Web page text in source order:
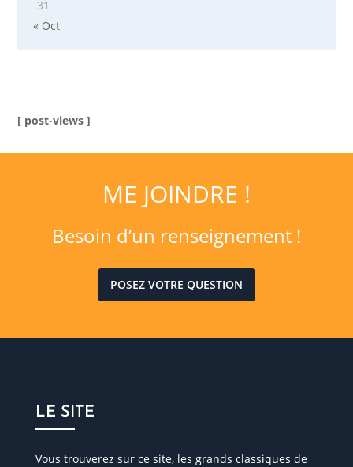
31
« Oct
[ post-views ]
ME JOINDRE !
Besoin d’un renseignement !
POSEZ VOTRE QUESTION
LE SITE
Vous trouverez sur ce site, les grands classiques de